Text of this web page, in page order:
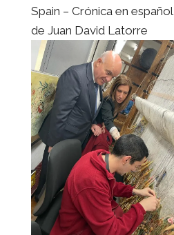
Spain – Crónica en español
de Juan David Latorre